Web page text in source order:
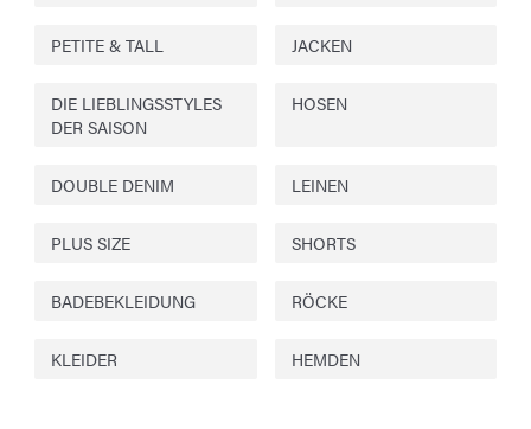
PETITE & TALL JACKEN
DIE LIEBLINGSSTYLES
DER SAISON
HOSEN
DOUBLE DENIM LEINEN
PLUS SIZE SHORTS
BADEBEKLEIDUNG RÖCKE
KLEIDER HEMDEN